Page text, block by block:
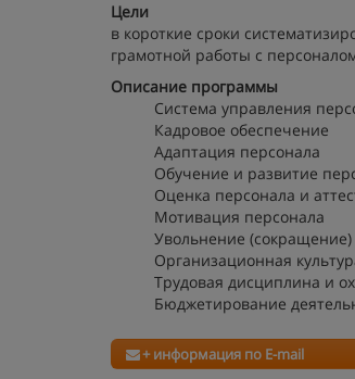
Цели
в короткие сроки
грамотной работы с
Описание программы
Система управления
Кадровое обеспечение
Адаптация персонала
Обучение и развитие
Оценка персонала и
Мотивация персонала
Увольнение (сокращение)
Организационная
Трудовая дисциплина и
Бюджетирование
+ информация по E-mail